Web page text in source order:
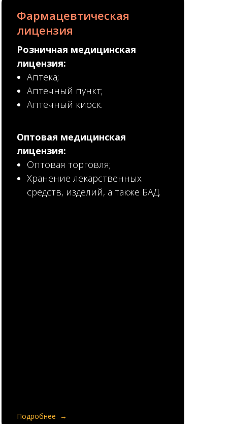
Фармацевтическая
лицензия
Розничная медицинская
лицензия:
Аптека;
Аптечный пункт;
Аптечный киоск.
Оптовая медицинская
лицензия:
Оптовая торговля;
Хранение лекарственных
средств, изделий, а также БАД.
Подробнее